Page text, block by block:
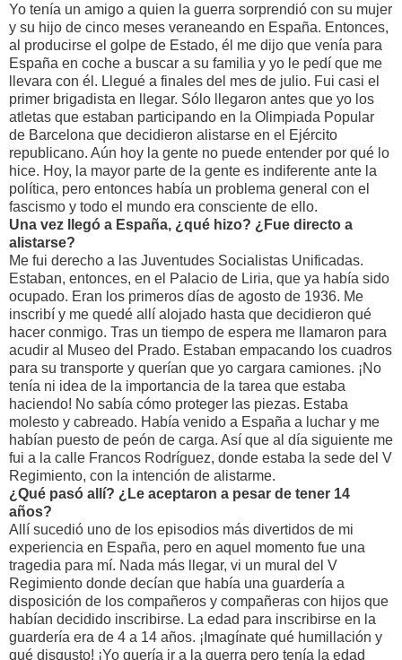
Yo tenía un amigo a quien la guerra sorprendió con su mujer
y su hijo de cinco meses veraneando en España. Entonces,
al producirse el golpe de Estado, él me dijo que venía para
España en coche a buscar a su familia y yo le pedí que me
llevara con él. Llegué a finales del mes de julio. Fui casi el
primer brigadista en llegar. Sólo llegaron antes que yo los
atletas que estaban participando en la Olimpiada Popular
de Barcelona que decidieron alistarse en el Ejército
republicano. Aún hoy la gente no puede entender por qué lo
hice. Hoy, la mayor parte de la gente es indiferente ante la
política, pero entonces había un problema general con el
fascismo y todo el mundo era consciente de ello.
Una vez llegó a España, ¿qué hizo? ¿Fue directo a
alistarse?
Me fui derecho a las Juventudes Socialistas Unificadas.
Estaban, entonces, en el Palacio de Liria, que ya había sido
ocupado. Eran los primeros días de agosto de 1936. Me
inscribí y me quedé allí alojado hasta que decidieron qué
hacer conmigo. Tras un tiempo de espera me llamaron para
acudir al Museo del Prado. Estaban empacando los cuadros
para su transporte y querían que yo cargara camiones. ¡No
tenía ni idea de la importancia de la tarea que estaba
haciendo! No sabía cómo proteger las piezas. Estaba
molesto y cabreado. Había venido a España a luchar y me
habían puesto de peón de carga. Así que al día siguiente me
fui a la calle Francos Rodríguez, donde estaba la sede del V
Regimiento, con la intención de alistarme.
¿Qué pasó allí? ¿Le aceptaron a pesar de tener 14
años?
Allí sucedió uno de los episodios más divertidos de mi
experiencia en España, pero en aquel momento fue una
tragedia para mí. Nada más llegar, vi un mural del V
Regimiento donde decían que había una guardería a
disposición de los compañeros y compañeras con hijos que
habían decidido inscribirse. La edad para inscribirse en la
guardería era de 4 a 14 años. ¡Imagínate qué humillación y
qué disgusto! ¡Yo quería ir a la guerra pero tenía la edad